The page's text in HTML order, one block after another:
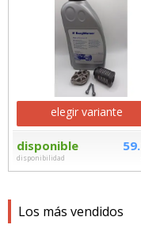
Los más vendidos
elegir variante
disponible
disponibilidad